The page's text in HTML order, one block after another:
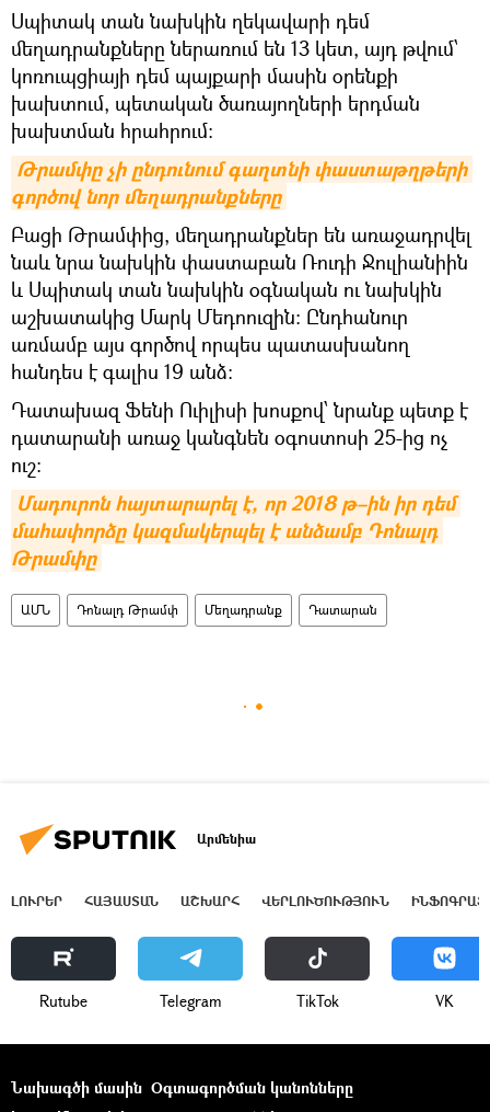
Սպիտակ տան նախկին ղեկավարի դեմ
մեղադրանքները ներառում են 13 կետ, այդ թվում՝
կոռուպցիայի դեմ պայքարի մասին օրենքի
խախտում, պետական ծառայողների երդման
խախտման հրահրում։
Թրամփը չի ընդունում գաղտնի փաստաթղթերի
գործով նոր մեղադրանքները
Բացի Թրամփից, մեղադրանքներ են առաջադրվել
նաև նրա նախկին փաստաբան Ռուդի Ջուլիանիին
և Սպիտակ տան նախկին օգնական ու նախկին
աշխատակից Մարկ Մեդոուզին: Ընդհանուր
առմամբ այս գործով որպես պատասխանող
հանդես է գալիս 19 անձ։
Դատախազ Ֆենի Ուիլիսի խոսքով՝ նրանք պետք է
դատարանի առաջ կանգնեն օգոստոսի 25-ից ոչ
ուշ:
Մադուրոն հայտարարել է, որ 2018 թ–ին իր դեմ
մահափորձը կազմակերպել է անձամբ Դոնալդ
Թրամփը
ԱՄՆ Դոնալդ Թրամփ Մեղադրանք Դատարան
Արմենիա
ԼՈՒՐԵՐ ՀԱՅԱՍՏԱՆ ԱՇԽԱՐՀ ՎԵՐԼՈՒԾՈՒԹՅՈՒՆ
Rutube Telegram ТikТоk VK
Նախագծի մասին Օգտագործման կանոնները